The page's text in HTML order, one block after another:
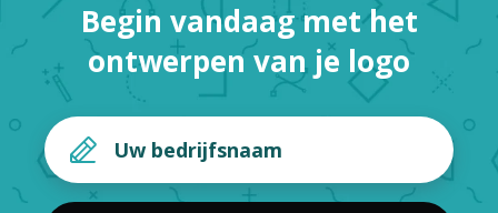
Begin vandaag met het
ontwerpen van je logo